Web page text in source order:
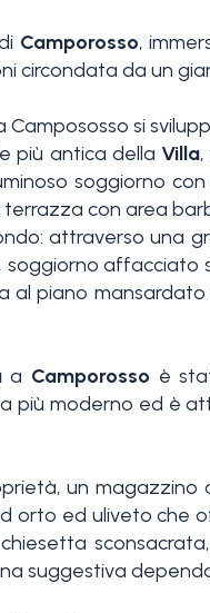
Camporosso,
circondata da un
Campososso si
più antica della Villa
soggiorno
con area
attraverso una
affacciato
al piano
a Camporosso è
più moderno ed è
un magazzino
orto ed uliveto che
suggestiva